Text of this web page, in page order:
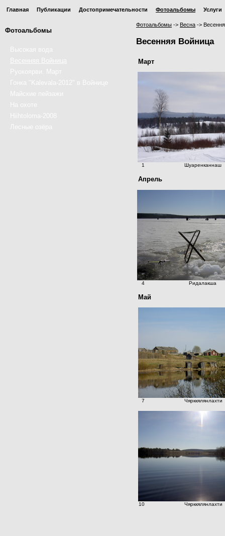
Главная Публикации Достопримечательности Фотоальбомы Услуги
Фотоальбомы
Высокая вода
Весенняя Войница
Руокоярви. Март
Гонка "Kalevala-2012" в Войнице
Майские пейзажи
На охоте
Hiihtoloma-2008
Лесные озёра
Фотоальбомы -> Весна ->
Весенняя Войница
Март
1 Шуаренканнаш
Апрель
4 Ридалакша
Май
7 Чярккялянлахти
10 Чярккялянлахти